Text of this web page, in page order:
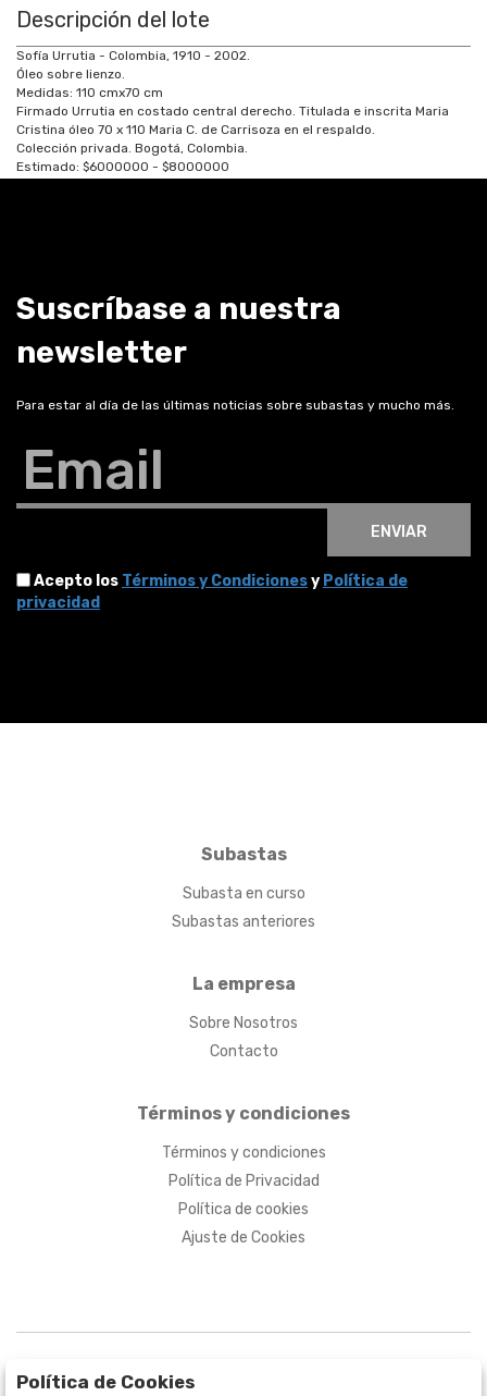
Descripción del lote
Sofía Urrutia - Colombia, 1910 - 2002.
Óleo sobre lienzo.
Medidas: 110 cmx70 cm
Firmado Urrutia en costado central derecho. Titulada e inscrita Maria
Cristina óleo 70 x 110 Maria C. de Carrisoza en el respaldo.
Colección privada. Bogotá, Colombia.
Estimado: $6000000 - $8000000
Suscríbase a nuestra
newsletter
Para estar al día de las últimas noticias sobre subastas y mucho más.
Email
ENVIAR
Acepto los Términos y Condicionesy Política de
privacidad
Subastas
Subasta en curso
Subastas anteriores
La empresa
Sobre Nosotros
Contacto
Términos y condiciones
Términos y condiciones
Política de Privacidad
Política de cookies
Ajuste de Cookies
Política de Cookies